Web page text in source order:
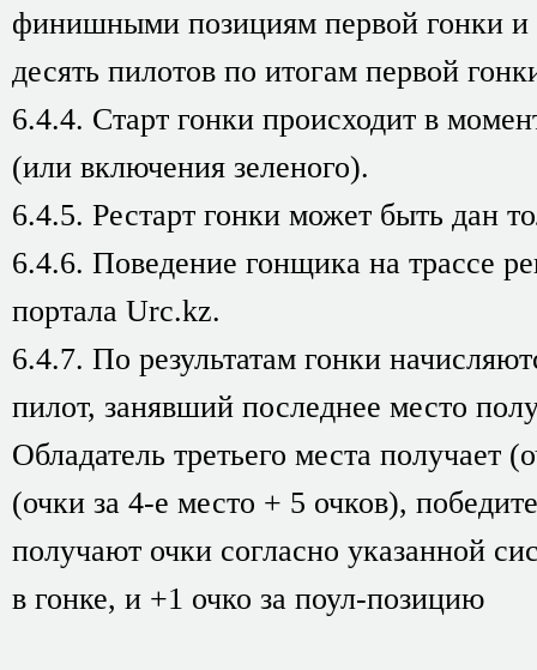
финишными позициям первой гонки
десять пилотов по итогам первой
6.4.4. Старт гонки происходит в
(или включения зеленого).
6.4.5. Рестарт гонки может быть дан
6.4.6. Поведение гонщика на трассе
портала Urc.kz.
6.4.7. По результатам гонки
пилот, занявший последнее место
Обладатель третьего места получает
(очки за 4-е место + 5 очков),
получают очки согласно указанной
в гонке, и +1 очко за поул-позицию